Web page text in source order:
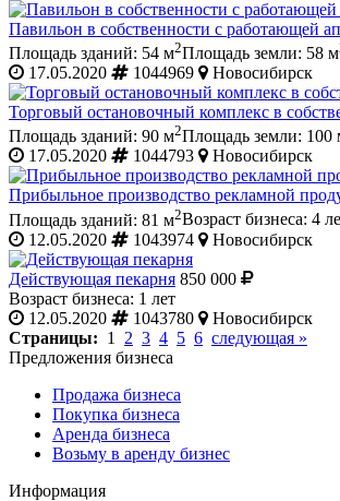
Павильон в собственности с работающей
Площадь зданий: 54 м2Площадь земли: 58 м
17.05.2020
1044969 Новосибирск
Торговый остановочный комплекс в
Площадь зданий: 90 м2Площадь земли: 100
17.05.2020
1044793 Новосибирск
Прибыльное производство рекламной
Площадь зданий: 81 м2Возраст бизнеса: 4
12.05.2020
1043974 Новосибирск
Действующая пекарня 850 000
Возраст бизнеса: 1 лет
12.05.2020
1043780
Новосибирск
Страницы: 1 2 3 4 5 6 следующая »
Предложения бизнеса
Продажа бизнеса
Покупка бизнеса
Аренда бизнеса
Возьму в аренду бизнес
Информация